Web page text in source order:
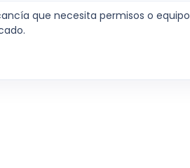
que necesita permisos o equipo